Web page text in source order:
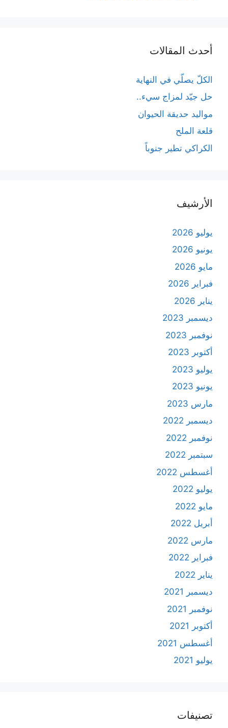
أحدث المقالات
الكلّ يصلّي في النهاية
حل جيّد لمزاج سيء..
مواليد حديقة الحيوان
قلعة الملح
الكراكي تطير جنوباً
الأرشيف
يوليو 2026
يونيو 2026
مايو 2026
فبراير 2026
يناير 2026
ديسمبر 2023
نوفمبر 2023
أكتوبر 2023
يوليو 2023
يونيو 2023
مارس 2023
ديسمبر 2022
نوفمبر 2022
سبتمبر 2022
أغسطس 2022
يوليو 2022
مايو 2022
أبريل 2022
مارس 2022
فبراير 2022
يناير 2022
ديسمبر 2021
نوفمبر 2021
أكتوبر 2021
أغسطس 2021
يوليو 2021
تصنيفات